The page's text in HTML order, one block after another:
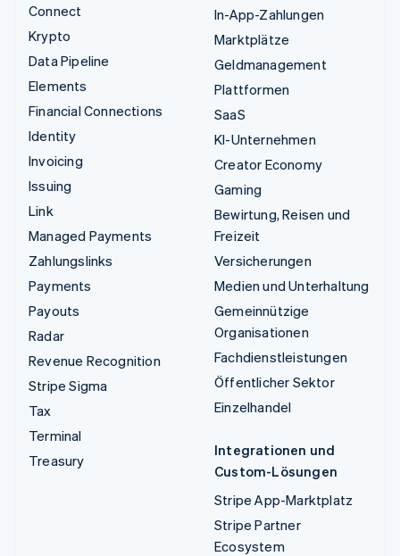
Connect
Krypto
Data Pipeline
Elements
Financial Connections
Identity
Invoicing
Issuing
Link
Managed Payments
Zahlungslinks
Payments
Payouts
Radar
Revenue Recognition
Stripe Sigma
Tax
Terminal
Treasury
In-App-Zahlungen
Marktplätze
Geldmanagement
Plattformen
SaaS
KI-Unternehmen
Creator Economy
Gaming
Bewirtung, Reisen und
Freizeit
Versicherungen
Medien und Unterhaltung
Gemeinnützige
Organisationen
Fachdienstleistungen
Öffentlicher Sektor
Einzelhandel
Integrationen und
Custom-Lösungen
Stripe App-Marktplatz
Stripe Partner
Ecosystem